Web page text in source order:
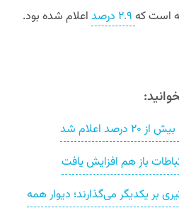
است که
اعلام شده بود.
اعلام شد
باز هم افزایش یافت
بر یکدیگر می‌گذارند؛ دیوار همه